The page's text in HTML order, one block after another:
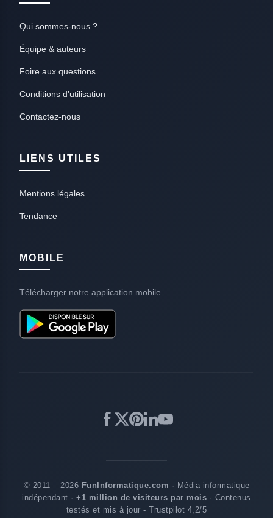
Qui sommes-nous ?
Équipe & auteurs
Foire aux questions
Conditions d’utilisation
Contactez-nous
LIENS UTILES
Mentions légales
Tendance
MOBILE
Télécharger notre application mobile
© 2011 – 2026 FunInformatique.com · Média informatique
indépendant ·+1 million de visiteurs par mois · Contenus
testés et mis à jour - Trustpilot 4,2/5